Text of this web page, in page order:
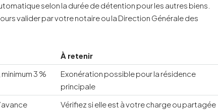
selon la durée de détention pour les autres biens.
valider par votre notaire ou la Direction Générale des
À retenir
3 %
Exonération possible pour la résidence
principale
Vérifiez si elle est à votre charge ou partagée